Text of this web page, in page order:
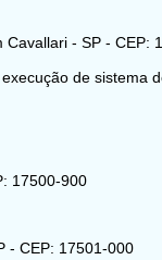
- SP - CEP:
de sistema
17500-900
- CEP: 17501-000